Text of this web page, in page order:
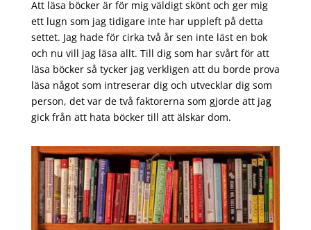
Att läsa böcker är för mig väldigt skönt och ger mig
ett lugn som jag tidigare inte har uppleft på detta
settet. Jag hade för cirka två år sen inte läst en bok
och nu vill jag läsa allt. Till dig som har svårt för att
läsa böcker så tycker jag verkligen att du borde prova
läsa något som intreserar dig och utvecklar dig som
person, det var de två faktorerna som gjorde att jag
gick från att hata böcker till att älskar dom.